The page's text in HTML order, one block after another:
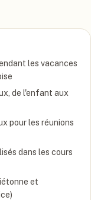
les vacances
de l'enfant aux
pour les réunions
dans les cours
et